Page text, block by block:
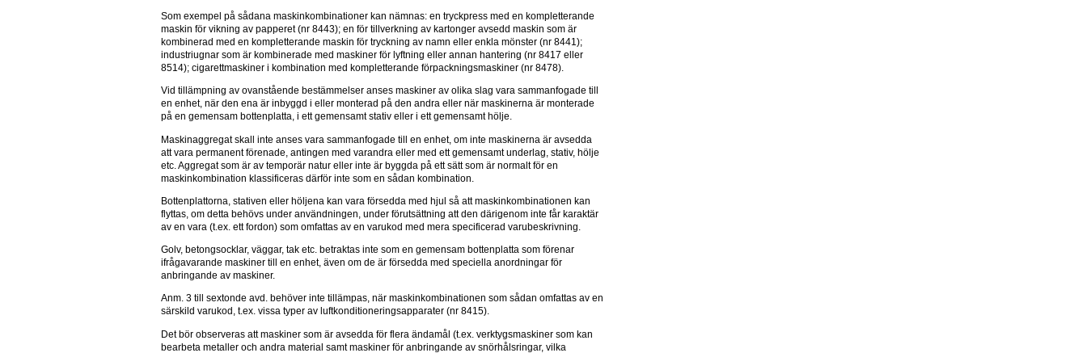
Som exempel på sådana maskinkombinationer kan nämnas: en tryckpress med en kompletterande
maskin för vikning av papperet (nr 8443); en för tillverkning av kartonger avsedd maskin som är
kombinerad med en kompletterande maskin för tryckning av namn eller enkla mönster (nr 8441);
industriugnar som är kombinerade med maskiner för lyftning eller annan hantering (nr 8417 eller
8514); cigarettmaskiner i kombination med kompletterande förpackningsmaskiner (nr 8478).
Vid tillämpning av ovanstående bestämmelser anses maskiner av olika slag vara sammanfogade till
en enhet, när den ena är inbyggd i eller monterad på den andra eller när maskinerna är monterade
på en gemensam bottenplatta, i ett gemensamt stativ eller i ett gemensamt hölje.
Maskinaggregat skall inte anses vara sammanfogade till en enhet, om inte maskinerna är avsedda
att vara permanent förenade, antingen med varandra eller med ett gemensamt underlag, stativ, hölje
etc. Aggregat som är av temporär natur eller inte är byggda på ett sätt som är normalt för en
maskinkombination klassificeras därför inte som en sådan kombination.
Bottenplattorna, stativen eller höljena kan vara försedda med hjul så att maskinkombinationen kan
flyttas, om detta behövs under användningen, under förutsättning att den därigenom inte får karaktär
av en vara (t.ex. ett fordon) som omfattas av en varukod med mera specificerad varubeskrivning.
Golv, betongsocklar, väggar, tak etc. betraktas inte som en gemensam bottenplatta som förenar
ifrågavarande maskiner till en enhet, även om de är försedda med speciella anordningar för
anbringande av maskiner.
Anm. 3 till sextonde avd. behöver inte tillämpas, när maskinkombinationen som sådan omfattas av en
särskild varukod, t.ex. vissa typer av luftkonditioneringsapparater (nr 8415).
Det bör observeras att maskiner som är avsedda för flera ändamål (t.ex. verktygsmaskiner som kan
bearbeta metaller och andra material samt maskiner för anbringande av snörhålsringar, vilka